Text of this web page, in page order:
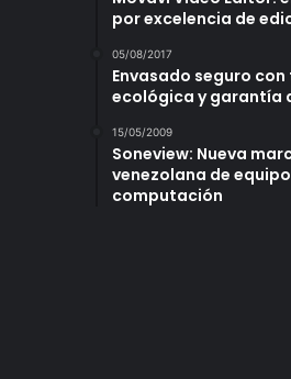
por excelencia de
05/08/2017
Envasado seguro
ecológica y garantía
15/05/2009
Soneview: Nueva
venezolana de
computación